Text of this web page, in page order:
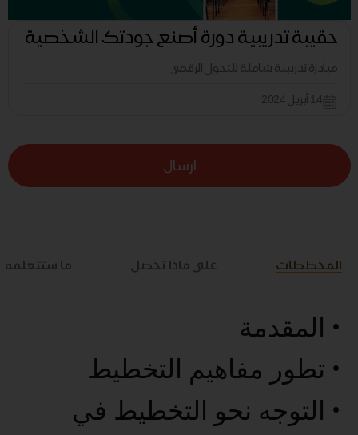
حقيبة تدريبية دورة أصنع جودتك الشخصية
مبادرة تدريبية شاملة للتحول الرقمي
14 أبريل 2024
ارسال
المخططات علي ماذا تحصل ما ستتعلمه
• المقدمة
• تطور مفاهيم التخطيط
• التوجه نحو التخطيط في